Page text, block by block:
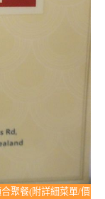
聚餐(附詳細菜單/價